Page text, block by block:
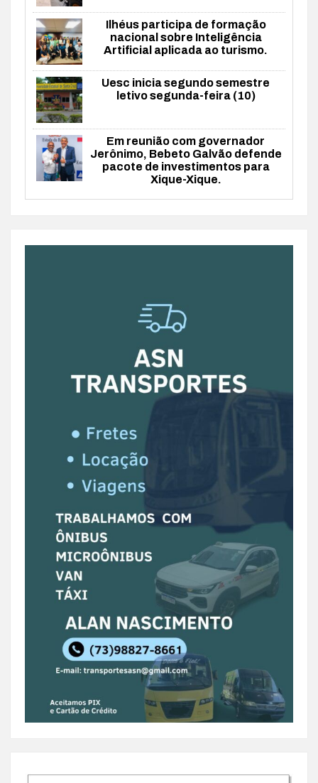
Ilhéus participa de formação
nacional sobre Inteligência
Artificial aplicada ao turismo.
Uesc inicia segundo semestre
letivo segunda-feira (10)
Em reunião com governador
Jerônimo, Bebeto Galvão defende
pacote de investimentos para
Xique-Xique.